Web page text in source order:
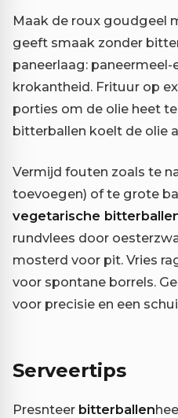
Maak de roux goudgeel
geeft smaak zonder
paneerlaag:
krokantheid. Frituur op
porties om de olie heet
bitterballen koelt de olie
Vermijd fouten zoals te
toevoegen) of te grote
vegetarische
rundvlees door
mosterd voor pit. Vries
voor spontane borrels.
voor precisie en een
Serveertips
Presnteer bitterballen